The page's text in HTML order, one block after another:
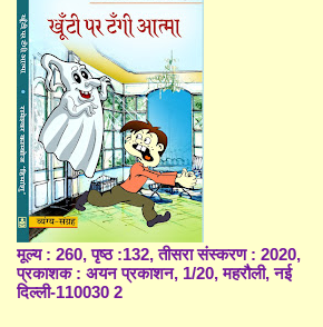
मूल्य : 260, पृष्ठ :132, तीसरा संस्करण : 2020,
प्रकाशक : अयन प्रकाशन, 1/20, महरौली, नई
दिल्ली-110030 2